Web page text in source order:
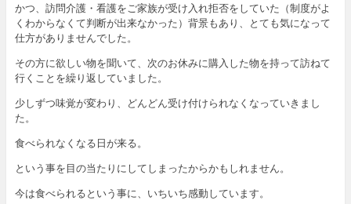
かつ、訪問介護・看護をご家族が受け入れ拒否をしていた（制度がよ
くわからなくて判断が出来なかった）背景もあり、とても気になって
仕方がありませんでした。
その方に欲しい物を聞いて、次のお休みに購入した物を持って訪ねて
行くことを繰り返していました。
少しずつ味覚が変わり、どんどん受け付けられなくなっていきまし
た。
食べられなくなる日が来る。
という事を目の当たりにしてしまったからかもしれません。
今は食べられるという事に、いちいち感動しています。